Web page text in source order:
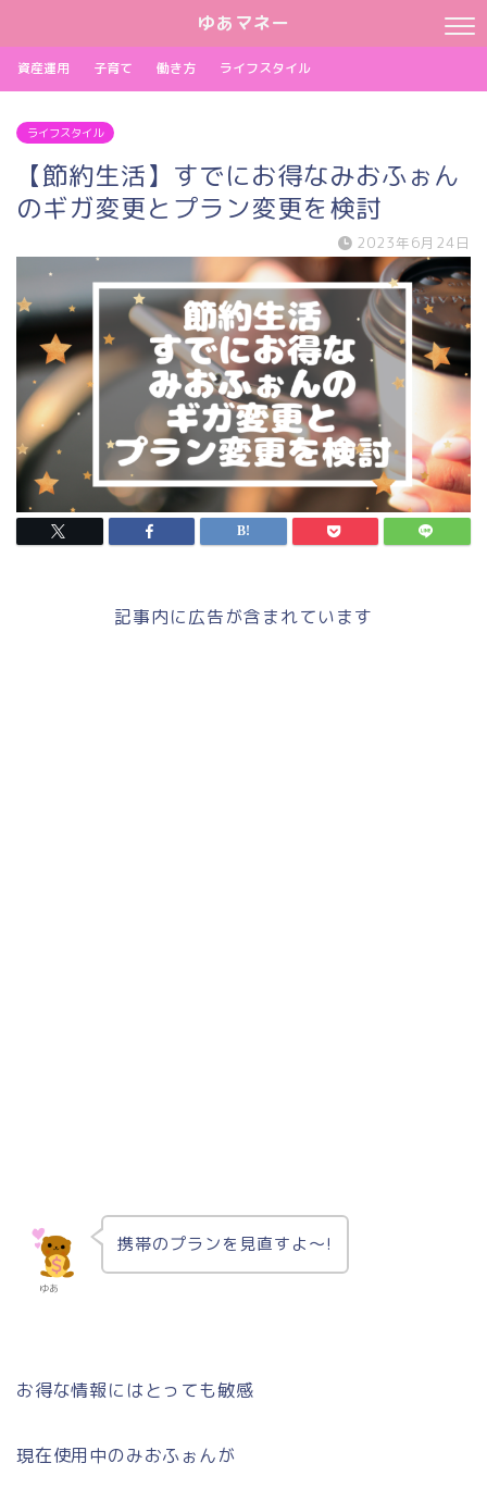
ゆあマネー
資産運用 子育て 働き方 ライフスタイル
ライフスタイル
【節約生活】すでにお得なみおふぉん
のギガ変更とプラン変更を検討
2023年6月24日
記事内に広告が含まれています
ゆあ
携帯のプランを見直すよ～!
お得な情報にはとっても敏感
現在使用中のみおふぉんが